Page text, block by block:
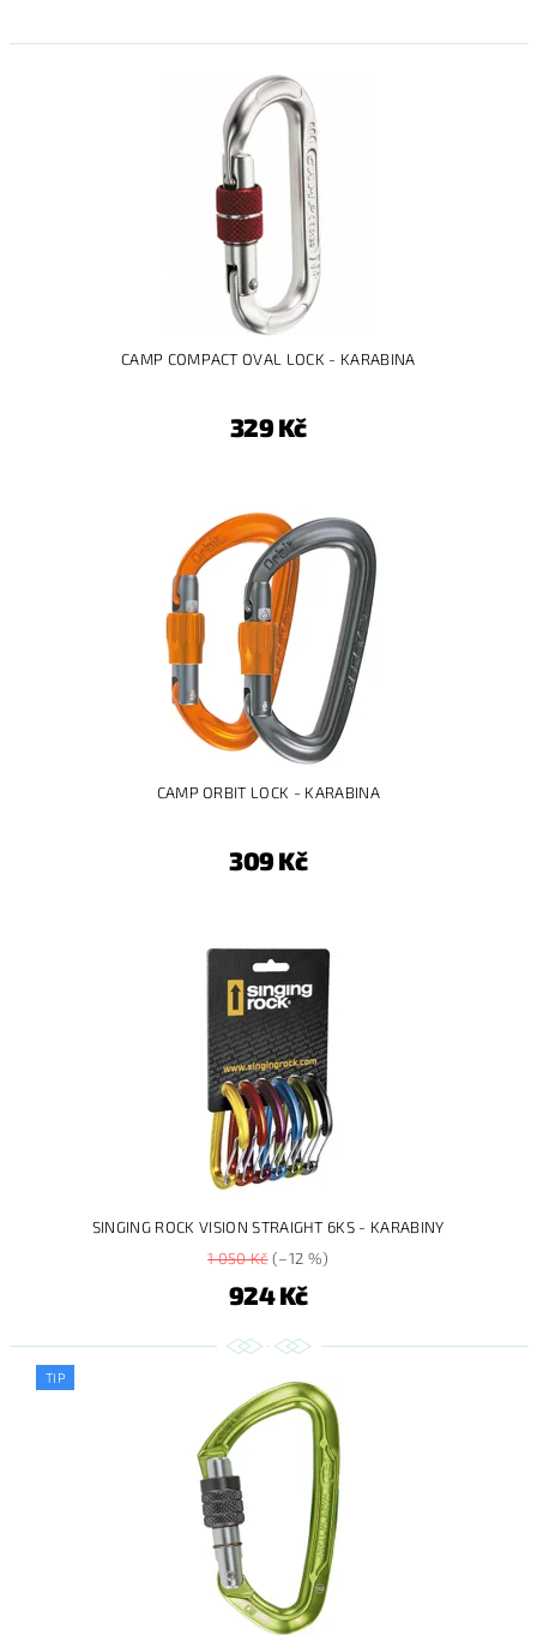
CAMP COMPACT OVAL LOCK - KARABINA
329 Kč
CAMP ORBIT LOCK - KARABINA
309 Kč
SINGING ROCK VISION STRAIGHT 6KS - KARABINY
1 050 Kč(–12 %)
924 Kč
TIP